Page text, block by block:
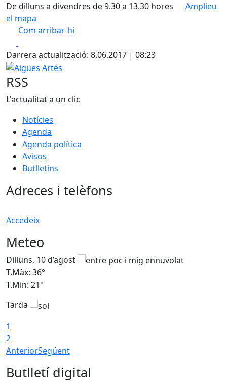
De dilluns a divendres de 9.30 a 13.30 hores
Amplieu
el mapa
Com arribar-hi
+
−
Darrera actualització: 8.06.2017 | 08:23
Aigües Artés
RSS
L'actualitat a un clic
Notícies
Agenda
Agenda política
Avisos
Butlletins
Adreces i telèfons
Accedeix
Meteo
Dilluns, 10 d’agost
T.Màx: 36°
T.Min: 21°
Tarda
1
2
AnteriorSegüent
Butlletí digital